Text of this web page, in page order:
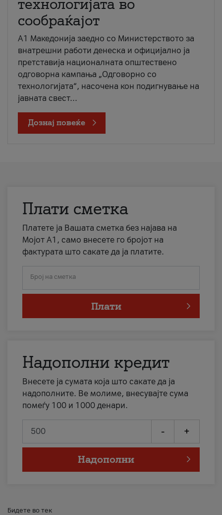
технологијата во
сообраќајот
A1 Македонија заедно со Министерството за
внатрешни работи денеска и официјално ја
претставија националната општествено
одговорна кампања „Одговорно со
технологијата“, насочена кон подигнување на
јавната свест...
Дознај повеќе
Плати сметка
Платете ја Вашата сметка без најава на
Мојот А1, само внесете го бројот на
фактурата што сакате да ја платите.
Број на сметка
Плати
Надополни кредит
Внесете ја сумата која што сакате да ја
надополните. Ве молиме, внесувајте сума
помеѓу 100 и 1000 денари.
- +
Надополни
Бидете во тек